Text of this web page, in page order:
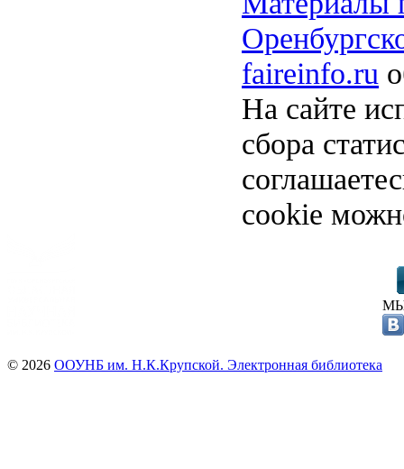
faireinfo.ru
На сайте
сбора
cookie
© 2026 ООУНБ им. Н.К.Крупской. Электронная библиотека